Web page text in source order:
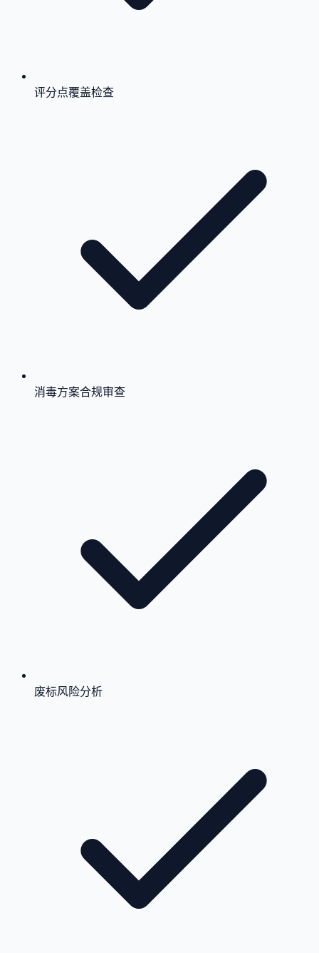
评分点覆盖检查
消毒方案合规审查
废标风险分析